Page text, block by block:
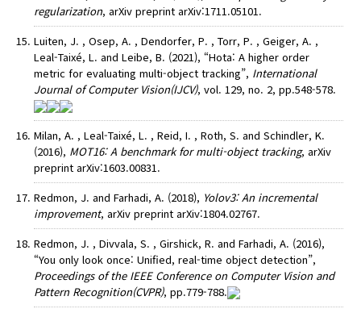
regularization, arXiv preprint arXiv:1711.05101.
Luiten, J. , Osep, A. , Dendorfer, P. , Torr, P. , Geiger, A. ,
Leal-Taixé, L. and Leibe, B. (2021), “Hota: A higher order
metric for evaluating multi-object tracking”, International
Journal of Computer Vision(IJCV), vol. 129, no. 2, pp.548-578.
Milan, A. , Leal-Taixé, L. , Reid, I. , Roth, S. and Schindler, K.
(2016), MOT16: A benchmark for multi-object tracking, arXiv
preprint arXiv:1603.00831.
Redmon, J. and Farhadi, A. (2018), Yolov3: An incremental
improvement, arXiv preprint arXiv:1804.02767.
Redmon, J. , Divvala, S. , Girshick, R. and Farhadi, A. (2016),
“You only look once: Unified, real-time object detection”,
Proceedings of the IEEE Conference on Computer Vision and
Pattern Recognition(CVPR), pp.779-788.